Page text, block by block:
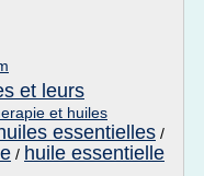
et leurs
et huiles
essentielles /
/ huile essentielle